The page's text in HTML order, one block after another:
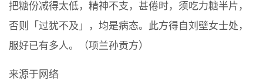
把糖份减得太低，精神不支，甚倦时，须吃力糖半片，
否则「过犹不及」，均是病态。此方得自刘壁女士处，
服好已有多人。（项兰孙贡方）
来源于网络